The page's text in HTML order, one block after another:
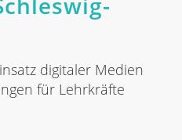
digitaler Medien
für Lehrkräfte